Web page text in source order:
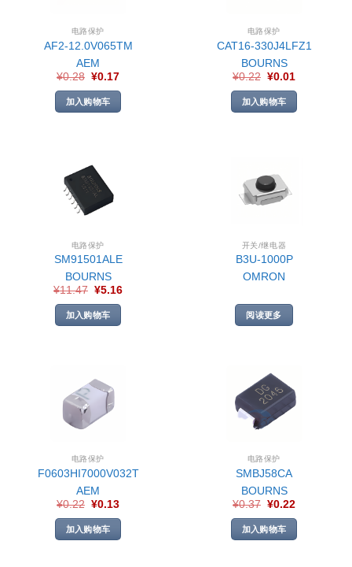
电路保护
AF2-12.0V065TM
AEM
¥0.28 ¥0.17
加入购物车
电路保护
CAT16-330J4LFZ1
BOURNS
¥0.22 ¥0.01
加入购物车
电路保护
SM91501ALE
BOURNS
¥11.47 ¥5.16
加入购物车
开关/继电器
B3U-1000P
OMRON
阅读更多
电路保护
F0603HI7000V032T
AEM
¥0.22 ¥0.13
加入购物车
电路保护
SMBJ58CA
BOURNS
¥0.37 ¥0.22
加入购物车